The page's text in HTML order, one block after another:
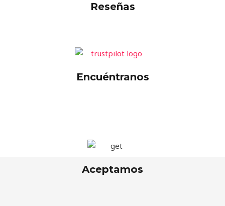
Reseñas
Encuéntranos
Aceptamos